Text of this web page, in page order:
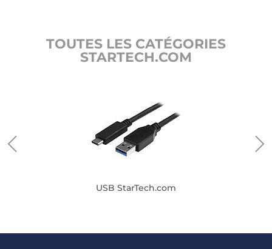
TOUTES LES CATÉGORIES
STARTECH.COM
USB StarTech.com